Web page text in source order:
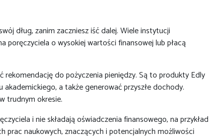
dług, zanim zaczniesz iść dalej. Wiele instytucji
poręczyciela o wysokiej wartości finansowej lub płacą
do pożyczenia pieniędzy. Są to produkty Edly
a także generować przyszłe dochody.
trudnym okresie.
i nie składają oświadczenia finansowego, na przykład
prac naukowych, znaczących i potencjalnych możliwości